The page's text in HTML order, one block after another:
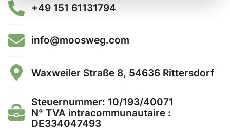
+49 151 61131794
info@moosweg.com
Waxweiler Straße 8, 54636 Rittersdorf
Steuernummer: 10/193/40071
N° TVA intracommunautaire :
DE334047493